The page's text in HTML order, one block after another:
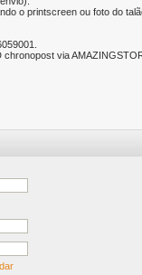
o printscreen ou foto do
via